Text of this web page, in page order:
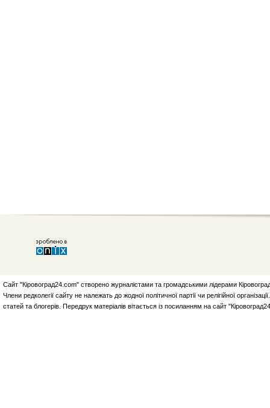
Сайт "Кіровоград24.com" створено журналістами та громадськими лідерами
Члени редколегії сайту не належать до жодної політичної партії чи релігійної
статей та блогерів. Передрук матеріалів вітається із посиланням на сайт